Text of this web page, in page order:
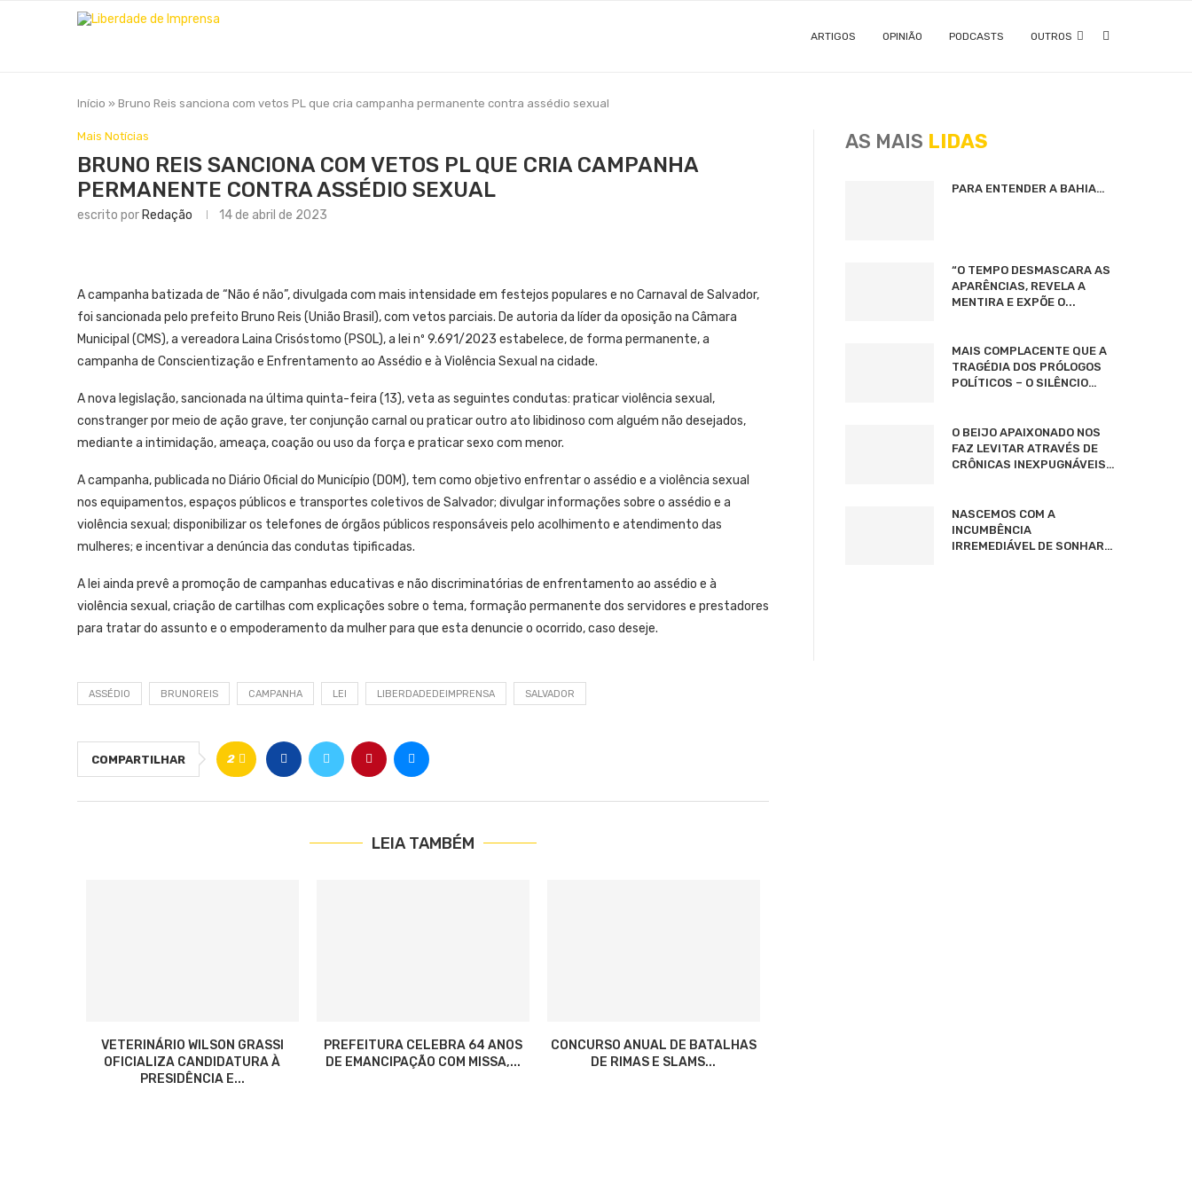
ARTIGOS OPINIÃO PODCASTS OUTROS
Início » Bruno Reis sanciona com vetos PL que cria campanha permanente contra assédio sexual
Mais Notícias
BRUNO REIS SANCIONA COM VETOS PL QUE CRIA CAMPANHA
PERMANENTE CONTRA ASSÉDIO SEXUAL
escrito por Redação 14 de abril de 2023
A campanha batizada de “Não é não”, divulgada com mais intensidade em festejos populares e no Carnaval de Salvador,
foi sancionada pelo prefeito Bruno Reis (União Brasil), com vetos parciais. De autoria da líder da oposição na Câmara
Municipal (CMS), a vereadora Laina Crisóstomo (PSOL), a lei nº 9.691/2023 estabelece, de forma permanente, a
campanha de Conscientização e Enfrentamento ao Assédio e à Violência Sexual na cidade.
A nova legislação, sancionada na última quinta-feira (13), veta as seguintes condutas: praticar violência sexual,
constranger por meio de ação grave, ter conjunção carnal ou praticar outro ato libidinoso com alguém não desejados,
mediante a intimidação, ameaça, coação ou uso da força e praticar sexo com menor.
A campanha, publicada no Diário Oficial do Município (DOM), tem como objetivo enfrentar o assédio e a violência sexual
nos equipamentos, espaços públicos e transportes coletivos de Salvador; divulgar informações sobre o assédio e a
violência sexual; disponibilizar os telefones de órgãos públicos responsáveis pelo acolhimento e atendimento das
mulheres; e incentivar a denúncia das condutas tipificadas.
A lei ainda prevê a promoção de campanhas educativas e não discriminatórias de enfrentamento ao assédio e à
violência sexual, criação de cartilhas com explicações sobre o tema, formação permanente dos servidores e prestadores
para tratar do assunto e o empoderamento da mulher para que esta denuncie o ocorrido, caso deseje.
ASSÉDIO BRUNOREIS CAMPANHA LEI LIBERDADEDEIMPRENSA SALVADOR
COMPARTILHAR 2
LEIA TAMBÉM
VETERINÁRIO WILSON GRASSI
OFICIALIZA CANDIDATURA À
PRESIDÊNCIA E...
PREFEITURA CELEBRA 64 ANOS
DE EMANCIPAÇÃO COM MISSA,...
CONCURSO ANUAL DE BATALHAS
DE RIMAS E SLAMS...
AS MAIS LIDAS
PARA ENTENDER A BAHIA…
“O TEMPO DESMASCARA AS
APARÊNCIAS, REVELA A
MENTIRA E EXPÕE O...
MAIS COMPLACENTE QUE A
TRAGÉDIA DOS PRÓLOGOS
POLÍTICOS – O SILÊNCIO…
O BEIJO APAIXONADO NOS
FAZ LEVITAR ATRAVÉS DE
CRÔNICAS INEXPUGNÁVEIS…
NASCEMOS COM A
INCUMBÊNCIA
IRREMEDIÁVEL DE SONHAR…